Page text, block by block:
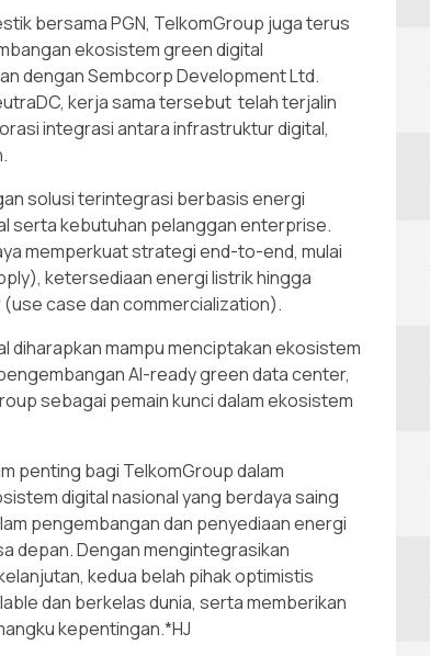
bersama PGN, TelkomGroup juga terus
ekosistem green digital
dengan Sembcorp Development Ltd.
kerja sama tersebut telah terjalin
integrasi antara infrastruktur digital,
solusi terintegrasi berbasis energi
serta kebutuhan pelanggan enterprise.
memperkuat strategi end-to-end, mulai
ketersediaan energi listrik hingga
case dan commercialization).
diharapkan mampu menciptakan ekosistem
AI-ready green data center,
sebagai pemain kunci dalam ekosistem
penting bagi TelkomGroup dalam
digital nasional yang berdaya saing
pengembangan dan penyediaan energi
depan. Dengan mengintegrasikan
kedua belah pihak optimistis
dan berkelas dunia, serta memberikan
kepentingan.*HJ